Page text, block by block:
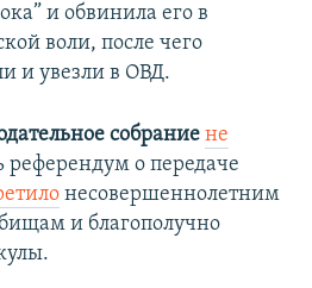
и обвинила его в
воли, после чего
и увезли в ОВД.
собрание не
референдум о передаче
несовершеннолетним
и благополучно